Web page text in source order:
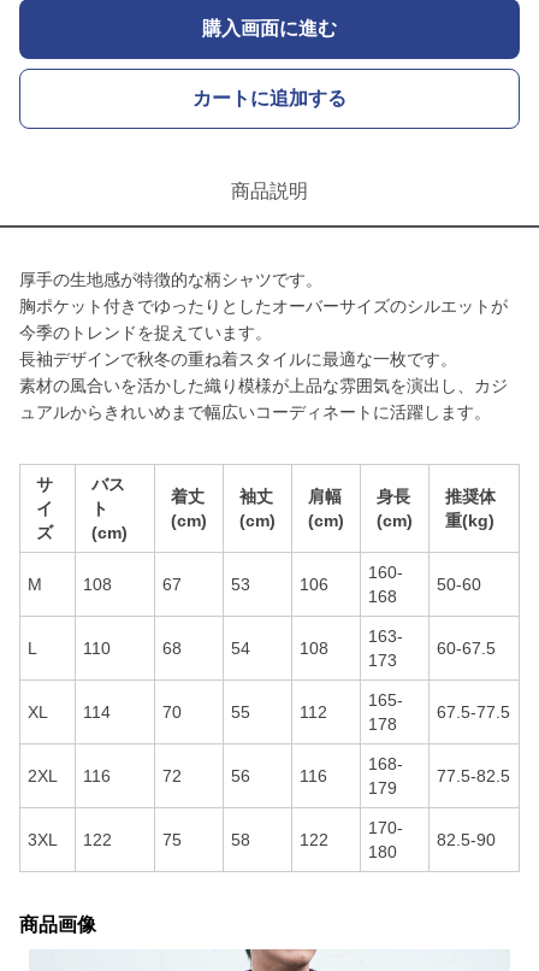
購入画面に進む
カートに追加する
商品説明
厚手の生地感が特徴的な柄シャツです。
胸ポケット付きでゆったりとしたオーバーサイズのシルエットが
今季のトレンドを捉えています。
長袖デザインで秋冬の重ね着スタイルに最適な一枚です。
素材の風合いを活かした織り模様が上品な雰囲気を演出し、カジ
ュアルからきれいめまで幅広いコーディネートに活躍します。
サ
イ
ズ
バス
ト
(cm)
着丈
(cm)
袖丈
(cm)
肩幅
(cm)
身長
(cm)
推奨体
重(kg)
M 108 67 53 106
160-
168
50-60
L 110 68 54 108
163-
173
60-67.5
XL 114 70 55 112
165-
178
67.5-77.5
2XL 116 72 56 116
168-
179
77.5-82.5
3XL 122 75 58 122
170-
180
82.5-90
商品画像